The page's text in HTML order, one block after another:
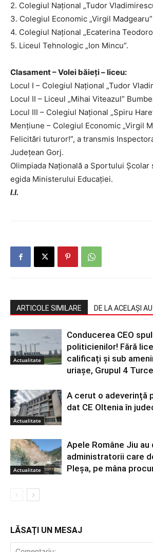
2. Colegiul Național „Tudor
3. Colegiul Economic „Virgil Madgearu”
4. Colegiul Național „Ecaterina
5. Liceul Tehnologic „Ion Mincu”.
Clasament – Volei băieți – liceu:
Locul I – Colegiul Național „Tudor
Locul II – Liceul „Mihai Viteazul”
Locul III – Colegiul Național „Spiru
Mențiune – Colegiul Economic „Virgil
Felicitări tuturor!”, a transmis
Județean Gorj.
Olimpiada Națională a Sportului Școlar
egida Ministerului Educației.
I.I.
ARTICOLE SIMILARE DE LA ACELAȘI
Actualitate
Conducerea CEO
politicienilor! Fără
calificați și sub
uriașe, Grupul 4
Actualitate
A cerut o adeverință
dat CE Oltenia în
Actualitate
Apele Române Jiu au
administratorii care
Pleșa, pe mâna
LĂSAȚI UN MESAJ